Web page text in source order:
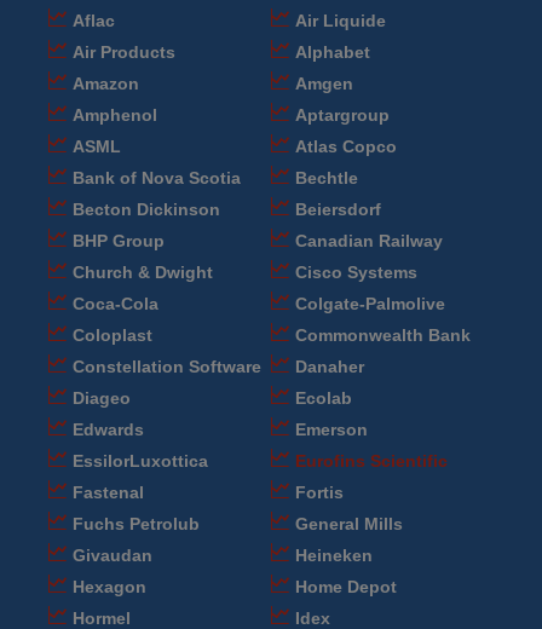
Aflac
Air Liquide
Air Products
Alphabet
Amazon
Amgen
Amphenol
Aptargroup
ASML
Atlas Copco
Bank of Nova Scotia
Bechtle
Becton Dickinson
Beiersdorf
BHP Group
Canadian Railway
Church & Dwight
Cisco Systems
Coca-Cola
Colgate-Palmolive
Coloplast
Commonwealth Bank
Constellation Software
Danaher
Diageo
Ecolab
Edwards
Emerson
EssilorLuxottica
Eurofins Scientific
Fastenal
Fortis
Fuchs Petrolub
General Mills
Givaudan
Heineken
Hexagon
Home Depot
Hormel
Idex